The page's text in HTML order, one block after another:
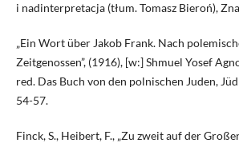
i nadinterpretacja (tłum. Tomasz Bieroń),
„Ein Wort über Jakob Frank. Nach
Zeitgenossen”, (1916), [w:] Shmuel Yosef
red. Das Buch von den polnischen Juden,
54-57.
Finck, S., Heibert, F., „Zu zweit auf der